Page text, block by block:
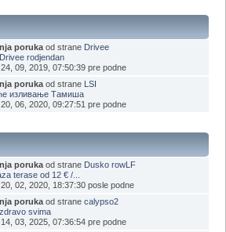
poruka od strane Drivee
rodjendan
09, 2019, 07:50:39 pre podne
poruka od strane LSI
изливање Тамиша
06, 2020, 09:27:51 pre podne
poruka od strane Dusko rowLF
terase od 12 € /...
02, 2020, 18:37:30 posle podne
poruka od stranecalypso2
svima
03, 2025, 07:36:54 pre podne